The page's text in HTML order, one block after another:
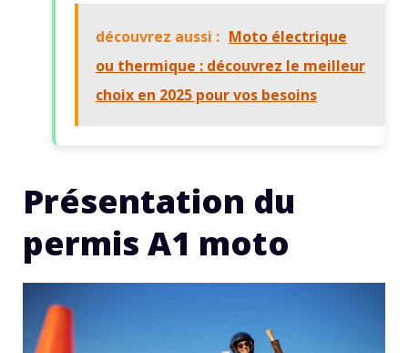
découvrez aussi : Moto électrique
ou thermique : découvrez le meilleur
choix en 2025 pour vos besoins
Présentation du
permis A1 moto